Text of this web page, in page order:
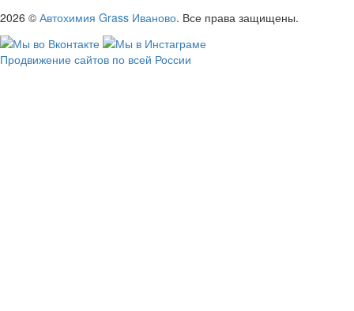
2026 © Автохимия Grass Иваново. Все права защищены.
Продвижение сайтов по всей России